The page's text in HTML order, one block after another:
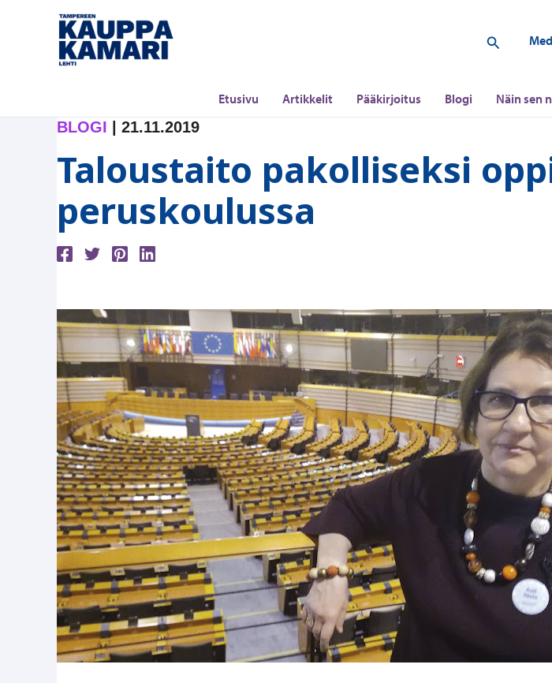
Hae
Etusivu Artikkelit Pääkirjoitus Blogi Näin sen
BLOGI | 21.11.2019
Taloustaito pakolliseksi
peruskoulussa